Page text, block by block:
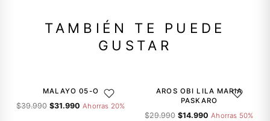
TAMBIÉN TE PUEDE
GUSTAR
AGREGAR A LA LISTA DE DESEOS
MALAYO 05-O
$39.990
El
$31.990
El
Ahorras 20%
AGREGAR
AROS OBI LILA MARIA
PASKARO
$29.990
El
$14.990
El
Ahorras 50%